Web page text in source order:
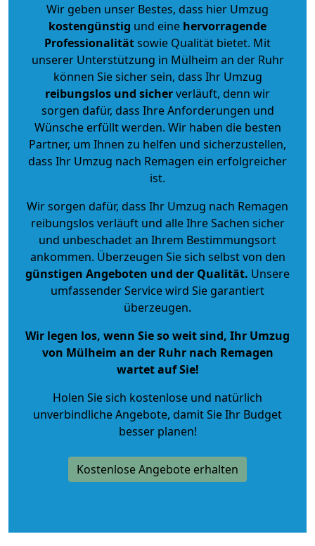
Wir geben unser Bestes, dass hier Umzug
kostengünstig und eine hervorragende
Professionalitätsowie Qualität bietet. Mit
unserer Unterstützung in Mülheim an der Ruhr
können Sie sicher sein, dass Ihr Umzug
reibungslos und sicherverläuft, denn wir
sorgen dafür, dass Ihre Anforderungen und
Wünsche erfüllt werden. Wir haben die besten
Partner, um Ihnen zu helfen und sicherzustellen,
dass Ihr Umzug nach Remagen ein erfolgreicher
ist.
Wir sorgen dafür, dass Ihr Umzug nach Remagen
reibungslos verläuft und alle Ihre Sachen sicher
und unbeschadet an Ihrem Bestimmungsort
ankommen. Überzeugen Sie sich selbst von den
günstigen Angeboten und der Qualität. Unsere
umfassender Service wird Sie garantiert
überzeugen.
Wir legen los, wenn Sie so weit sind, Ihr Umzug
von Mülheim an der Ruhr nach Remagen
wartet auf Sie!
Holen Sie sich kostenlose und natürlich
unverbindliche Angebote, damit Sie Ihr Budget
besser planen!
Kostenlose Angebote erhalten